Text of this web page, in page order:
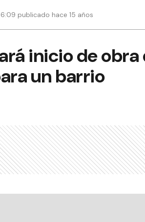
publicado hace 15 años
inicio de obra
un barrio